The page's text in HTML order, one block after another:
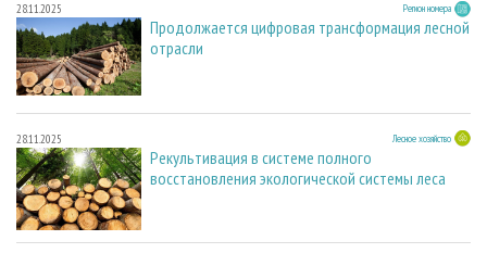
28.11.2025 Регион номера
Продолжается цифровая трансформация лесной
отрасли
28.11.2025 Лесное хозяйство
Рекультивация в системе полного
восстановления экологической системы леса